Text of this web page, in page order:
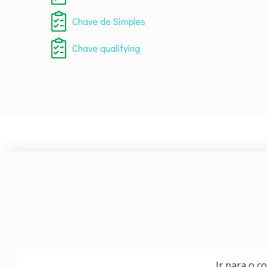
Chave de Simples
Chave qualifying